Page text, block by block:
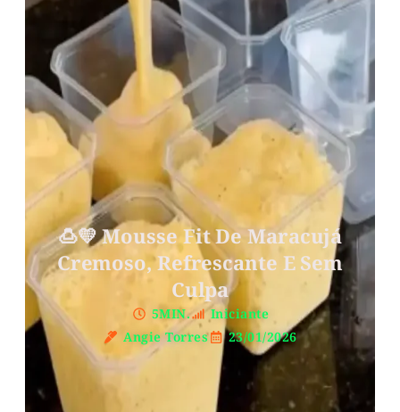
🍮💛 Mousse Fit De Maracujá
Cremoso, Refrescante E Sem
Culpa
5MIN.
Iniciante
Angie Torres
23/01/2026